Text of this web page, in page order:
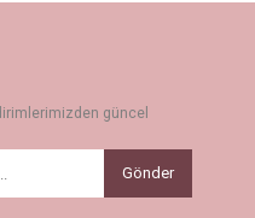
güncel
Gönder